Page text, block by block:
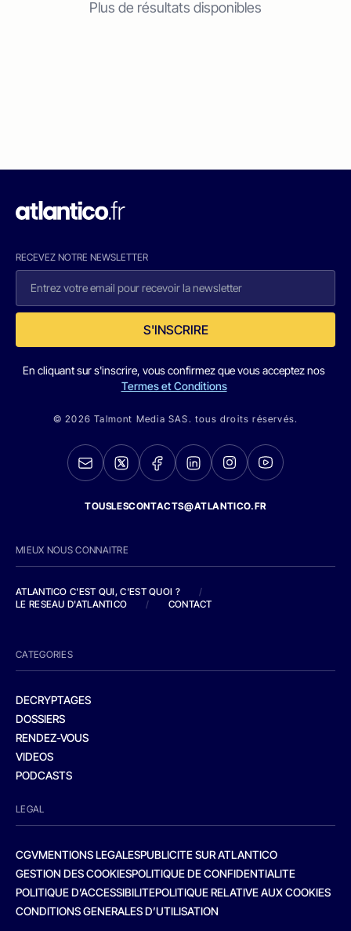
Plus de résultats disponibles
RECEVEZ NOTRE NEWSLETTER
S'INSCRIRE
En cliquant sur s'inscrire, vous confirmez que vous acceptez nos
Termes et Conditions
© 2026 Talmont Media SAS. tous droits réservés.
TOUSLESCONTACTS@ATLANTICO.FR
MIEUX NOUS CONNAITRE
ATLANTICO C'EST QUI, C'EST QUOI ?
/
LE RESEAU D'ATLANTICO
/ CONTACT
CATEGORIES
DECRYPTAGES
DOSSIERS
RENDEZ-VOUS
VIDEOS
PODCASTS
LEGAL
CGVMENTIONS LEGALESPUBLICITE SUR ATLANTICO
GESTION DES COOKIESPOLITIQUE DE CONFIDENTIALITE
POLITIQUE D’ACCESSIBILITEPOLITIQUE RELATIVE AUX COOKIES
CONDITIONS GENERALES D’UTILISATION